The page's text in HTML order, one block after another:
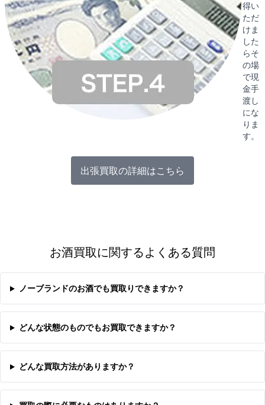
得い
ただ
けま
した
らそ
の場
で現
金手
渡し
にな
りま
す。
出張買取の詳細はこちら
お酒買取に関するよくある質問
ノーブランドのお酒でも買取りできますか？
どんな状態のものでもお買取できますか？
どんな買取方法がありますか？